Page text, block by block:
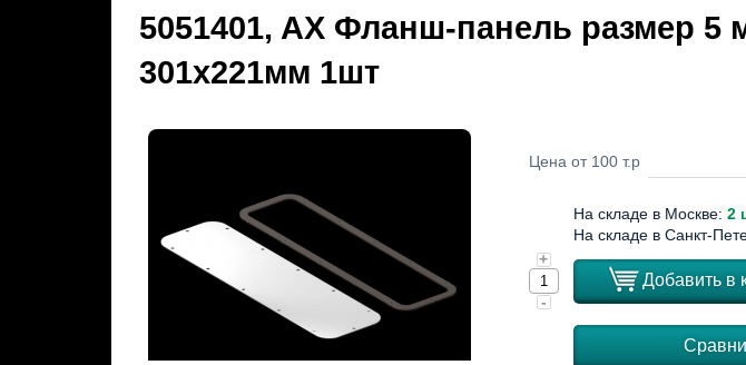
5051401, AX Фланш-панель размер 5
301х221мм 1шт
Цена от 100 т.р
На складе в Москве: 2
На складе в Санкт-
+
-
Добавить в